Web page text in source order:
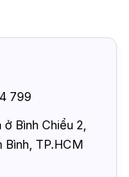
799
Bình Chiểu 2,
Bình, TP.HCM